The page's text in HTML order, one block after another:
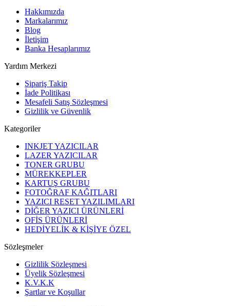
Hakkımızda
Markalarımız
Blog
İletişim
Banka Hesaplarımız
Yardım Merkezi
Sipariş Takip
İade Politikası
Mesafeli Satış Sözleşmesi
Gizlilik ve Güvenlik
Kategoriler
INKJET YAZICILAR
LAZER YAZICILAR
TONER GRUBU
MÜREKKEPLER
KARTUŞ GRUBU
FOTOĞRAF KAĞITLARI
YAZICI RESET YAZILIMLARI
DİĞER YAZICI ÜRÜNLERİ
OFİS ÜRÜNLERİ
HEDİYELİK & KİŞİYE ÖZEL
Sözleşmeler
Gizlilik Sözleşmesi
Üyelik Sözleşmesi
K.V.K.K
Şartlar ve Koşullar